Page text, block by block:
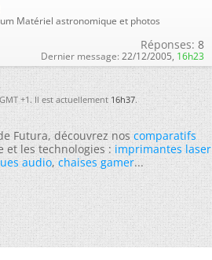
Matériel astronomique et photos
Réponses: 8
Dernier message: 22/12/2005, 16h23
+1. Il est actuellement16h37.
Futura, découvrez noscomparatifs
les technologies :imprimantes laser
audio,chaises gamer...